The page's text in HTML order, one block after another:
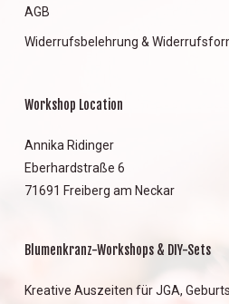
AGB
Widerrufsbelehrung &
Workshop Location
Annika Ridinger
Eberhardstraße 6
71691 Freiberg am Neckar
Blumenkranz-Workshops & DIY-Sets
Kreative Auszeiten für JGA,